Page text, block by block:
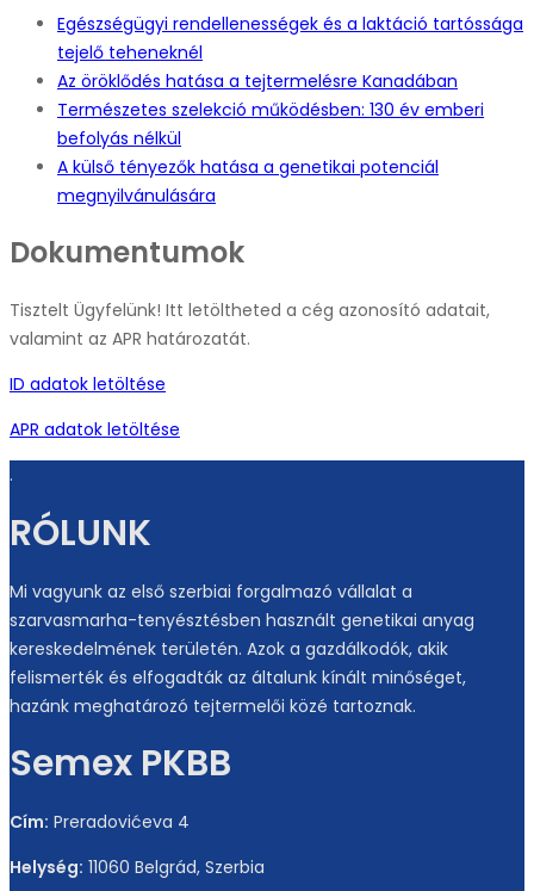
Egészségügyi rendellenességek és a laktáció tartóssága
tejelő teheneknél
Az öröklődés hatása a tejtermelésre Kanadában
Természetes szelekció működésben: 130 év emberi
befolyás nélkül
A külső tényezők hatása a genetikai potenciál
megnyilvánulására
Dokumentumok
Tisztelt Ügyfelünk! Itt letöltheted a cég azonosító adatait,
valamint az APR határozatát.
ID adatok letöltése
APR adatok letöltése
.
RÓLUNK
Mi vagyunk az első szerbiai forgalmazó vállalat a
szarvasmarha-tenyésztésben használt genetikai anyag
kereskedelmének területén. Azok a gazdálkodók, akik
felismerték és elfogadták az általunk kínált minőséget,
hazánk meghatározó tejtermelői közé tartoznak.
Semex PKBB
Cím: Preradovićeva 4
Helység: 11060 Belgrád, Szerbia